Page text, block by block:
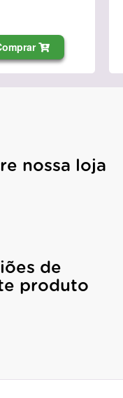
nossa loja
de
produto